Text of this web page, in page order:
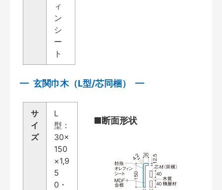
ィ
ン
シ
ー
ト
玄関巾木（L型/芯同梱）
サ
イ
ズ
L
型：
30×
150
×1,9
5
0・
■断面形状